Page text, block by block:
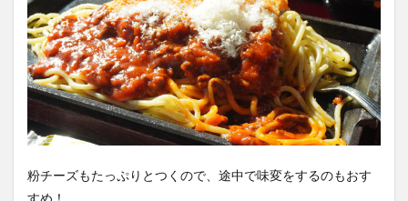
粉チーズもたっぷりとつくので、途中で味変をするのもおす
すめ！